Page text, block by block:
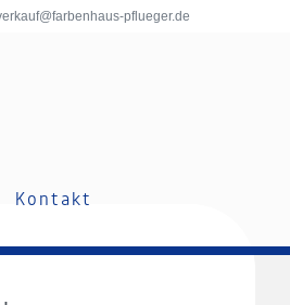
pflueger.de
Kontakt